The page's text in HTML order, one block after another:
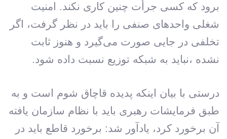
برود که کسی جرأت چنین کاری نکند. امنیت
شغلی واحدهای صنفی را باید در نظر گرفت، اگر
تخلفی در جایی صورت می‌گیرد و هنوز ثابت
نشده ،نباید به شبکه توزیع نسبت داده شود.
درستی با بیان اینکه پدیده قاچاق شوم است و به
طبق فرمایشات رهبری باید با نظام سازمان یافته
آن برخورد کرد، یادآور شد: برخورد قاطع باید در